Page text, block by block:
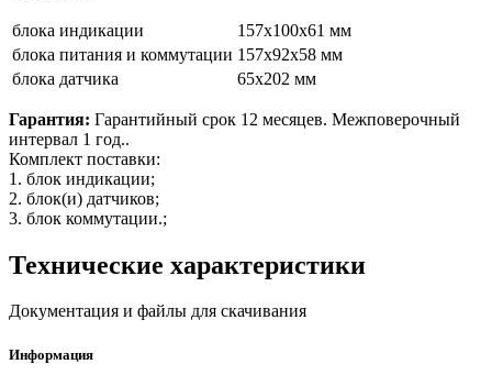
блока индикации
157x100x61 мм
блока питания и коммутации 157x92x58 мм
блока датчика
65х202 мм
Гарантия: Гарантийный срок 12 месяцев. Межповерочный
интервал 1 год..
Комплект поставки:
1. блок индикации;
2. блок(и) датчиков;
3. блок коммутации.;
Технические характеристики
Документация и файлы для скачивания
Информация